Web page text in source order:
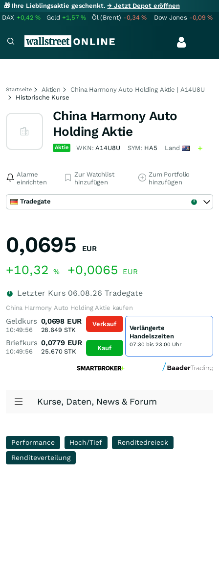
🎁 Ihre Lieblingsaktie geschenkt.→ Jetzt Depot eröffnen
DAX +0,42% Gold +1,57% Öl (Brent) -0,34% Dow Jones -0,09%
Startseite Aktien
China Harmony Auto Holding Aktie | A14U8U
Historische Kurse
China Harmony Auto
Holding Aktie
Aktie WKN:A14U8U SYM: HA5 Land
Alarme
einrichten
Zur Watchlist
hinzufügen
Zum Portfolio
hinzufügen
Tradegate
0,0695 EUR
+10,32 % +0,0065 EUR
Letzter Kurs 06.08.26 Tradegate
China Harmony Auto Holding Aktie kaufen
Geldkurs
10:49:56
0,0698 EUR
28.649 STK
Briefkurs
10:49:56
0,0779 EUR
25.670STK
Verkauf
Kauf
Verlängerte
Handelszeiten
07:30 bis 23:00 Uhr
Kurse, Daten, News & Forum
Performance Hoch/Tief
Renditedreieck
Renditeverteilung